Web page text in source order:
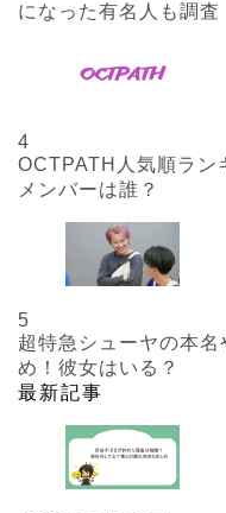
になった有名人も調査
4
OCTPATH人気順ラン
メンバーは誰？
5
超特急シューヤの本
め！彼女はいる？
最新記事